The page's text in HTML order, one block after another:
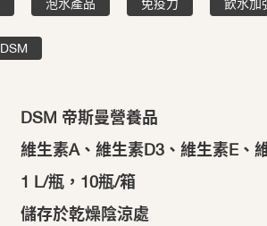
泡水產品 免疫力 飲水加
DSM
DSM 帝斯曼營養品
維生素A、維生素D3、維生素E、
1 L/瓶，10瓶/箱
儲存於乾燥陰涼處